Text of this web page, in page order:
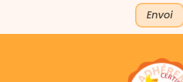
Envoi
A